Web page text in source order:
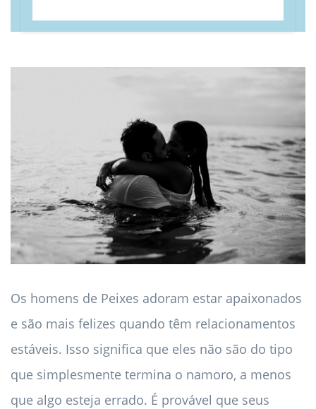
Os homens de Peixes adoram estar apaixonados
e são mais felizes quando têm relacionamentos
estáveis. Isso significa que eles não são do tipo
que simplesmente termina o namoro, a menos
que algo esteja errado. É provável que seus